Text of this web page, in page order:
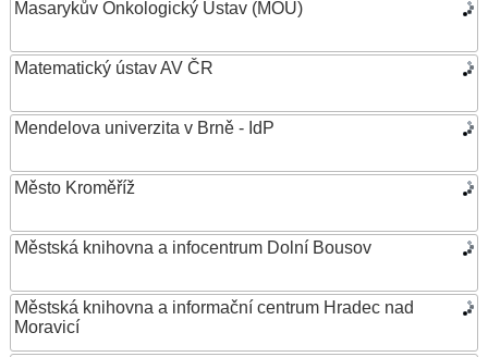
Masarykův Onkologický Ústav (MOÚ)
Matematický ústav AV ČR
Mendelova univerzita v Brně - IdP
Město Kroměříž
Městská knihovna a infocentrum Dolní Bousov
Městská knihovna a informační centrum Hradec nad
Moravicí